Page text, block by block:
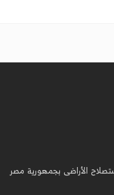
الأراضى بجمهورية مصر